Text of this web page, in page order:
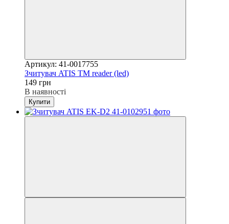
Артикул: 41-0017755
Зчитувач ATIS TM reader (led)
149 грн
В наявності
Купити